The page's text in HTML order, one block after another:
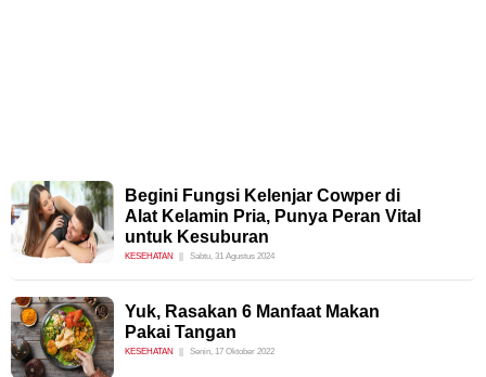
Begini Fungsi Kelenjar Cowper di
Alat Kelamin Pria, Punya Peran Vital
untuk Kesuburan
KESEHATAN Sabtu, 31 Agustus 2024
Yuk, Rasakan 6 Manfaat Makan
Pakai Tangan
KESEHATAN Senin, 17 Oktober 2022